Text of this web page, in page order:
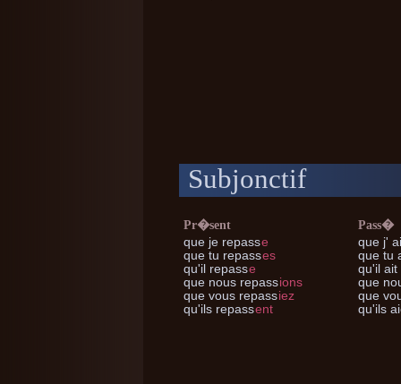
Subjonctif
Pr�sent
que je repasse
que tu repasses
qu'il repasse
que nous repassions
que vous repassiez
qu'ils repassent
Pass�
que j'
que tu
qu'il ait
que
que
qu'ils